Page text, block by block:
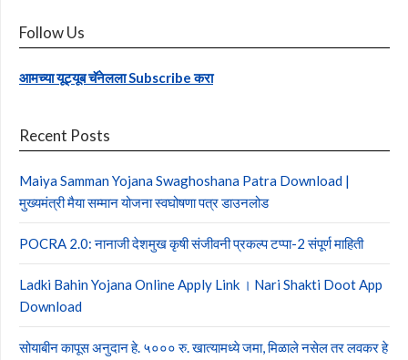
Follow Us
आमच्या यूट्यूब चॅनेलला Subscribe करा
Recent Posts
Maiya Samman Yojana Swaghoshana Patra Download |
मुख्यमंत्री मैया सम्मान योजना स्वघोषणा पत्र डाउनलोड
POCRA 2.0: नानाजी देशमुख कृषी संजीवनी प्रकल्प टप्पा-2 संपूर्ण माहिती
Ladki Bahin Yojana Online Apply Link । Nari Shakti Doot App
Download
सोयाबीन कापूस अनुदान हे. ५००० रु. खात्यामध्ये जमा, मिळाले नसेल तर लवकर हे